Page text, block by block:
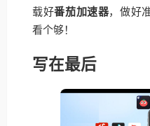
载好番茄加速器，做好
看个够！
写在最后